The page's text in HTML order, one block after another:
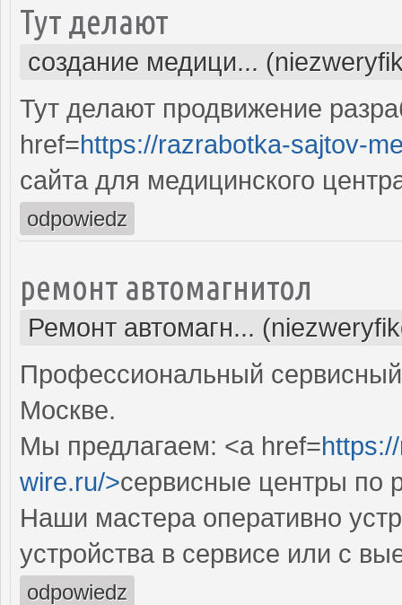
Тут делают
создание медици...
Тут делают продвижение
href=https://razrabotka-sajtov-
сайта для медицинского
odpowiedz
ремонт автомагнитол
Ремонт автомагн...
Профессиональный
Москве.
Мы предлагаем: <a href=
wire.ru/>сервисные центры по
Наши мастера оперативно
устройства в сервисе или с
odpowiedz